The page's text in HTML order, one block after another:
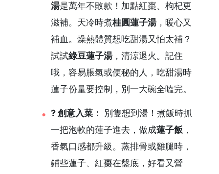
湯是萬年不敗款！加點紅棗、枸杞更
滋補。天冷時煮桂圓蓮子湯，暖心又
補血。燥熱體質想吃甜湯又怕太補？
試試綠豆蓮子湯，清涼退火。記住
哦，容易脹氣或便秘的人，吃甜湯時
蓮子份量要控制，別一大碗全嗑完。
? 創意入菜：
別隻想到湯！煮飯時抓
一把泡軟的蓮子進去，做成蓮子飯 ，
香氣口感都升級。蒸排骨或雞腿時，
鋪些蓮子、紅棗在盤底，好看又營